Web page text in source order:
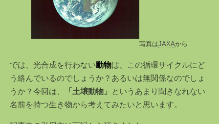
写真はJAXAから
では、光合成を行わない動物は、この循環サイクルにど
う絡んでいるのでしょうか？あるいは無関係なのでしょ
うか？今回は、
「土壌動物」
というあまり聞きなれない
名前を持つ生き物から考えてみたいと思います。